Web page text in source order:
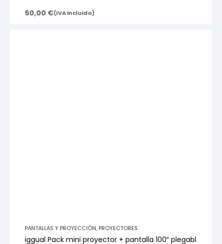
50,00 €(IVA incluido)
PANTALLAS Y PROYECCIÓN, PROYECTORES
iggual Pack mini proyector + pantalla 100″ plegabl